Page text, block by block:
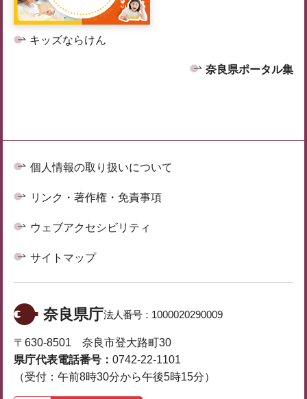
キッズならけん
奈良県ポータル集
個人情報の取り扱いについて
リンク・著作権・免責事項
ウェブアクセシビリティ
サイトマップ
奈良県庁法人番号： 1000020290009
〒630-8501 奈良市登大路町30
県庁代表電話番号： 0742-22-1101
（受付：午前8時30分から午後5時15分）